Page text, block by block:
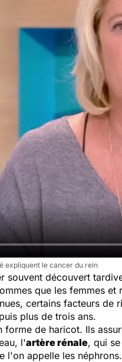
expliquent le cancer du rein
souvent découvert
que les femmes
certains facteurs de
plus de trois ans.
forme de haricot. Ils
l'artère rénale, qui
l'on appelle les